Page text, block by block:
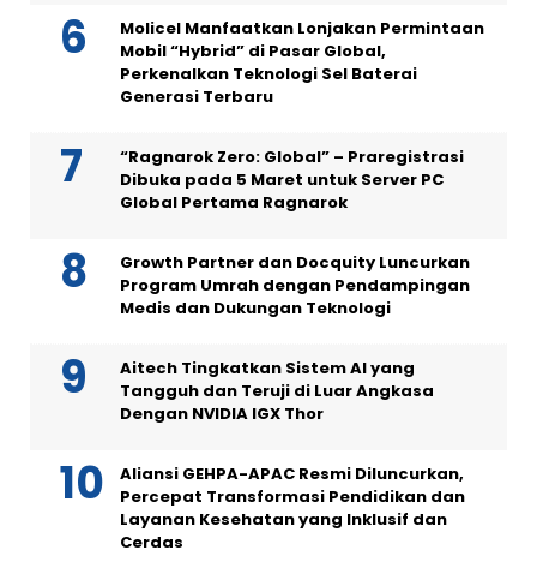
Molicel Manfaatkan Lonjakan Permintaan
Mobil “Hybrid” di Pasar Global,
Perkenalkan Teknologi Sel Baterai
Generasi Terbaru
“Ragnarok Zero: Global” – Praregistrasi
Dibuka pada 5 Maret untuk Server PC
Global Pertama Ragnarok
Growth Partner dan Docquity Luncurkan
Program Umrah dengan Pendampingan
Medis dan Dukungan Teknologi
Aitech Tingkatkan Sistem AI yang
Tangguh dan Teruji di Luar Angkasa
Dengan NVIDIA IGX Thor
Aliansi GEHPA-APAC Resmi Diluncurkan,
Percepat Transformasi Pendidikan dan
Layanan Kesehatan yang Inklusif dan
Cerdas